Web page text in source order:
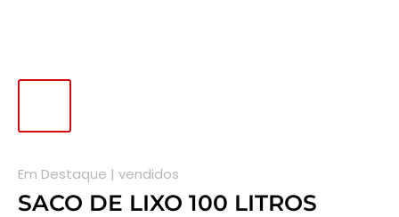
Em Destaque | vendidos
SACO DE LIXO 100 LITROS